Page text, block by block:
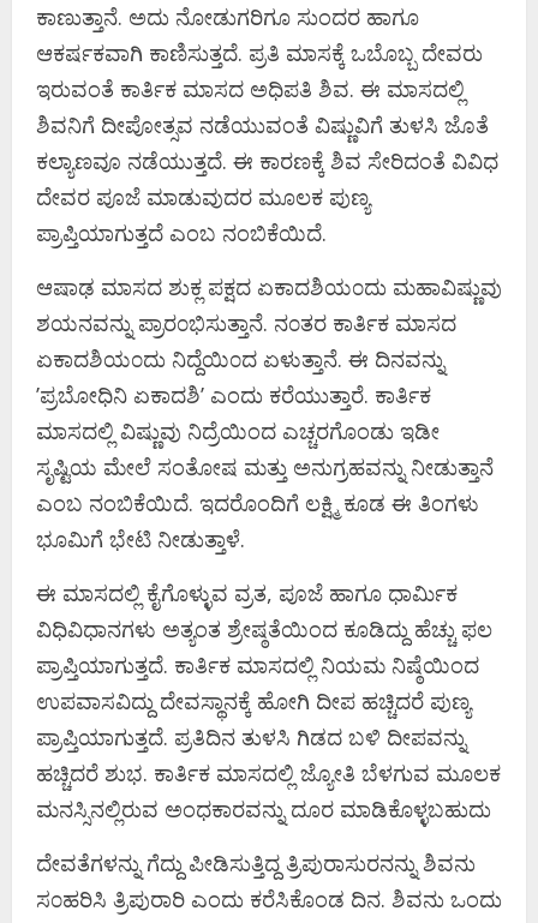
ಕಾಣುತ್ತಾನೆ. ಅದು ನೋಡುಗರಿಗೂ ಸುಂದರ ಹಾಗೂ
ಆಕರ್ಷಕವಾಗಿ ಕಾಣಿಸುತ್ತದೆ. ಪ್ರತಿ ಮಾಸಕ್ಕೆ ಒಬೊಬ್ಬ ದೇವರು
ಇರುವಂತೆ ಕಾರ್ತಿಕ ಮಾಸದ ಅಧಿಪತಿ ಶಿವ. ಈ ಮಾಸದಲ್ಲಿ
ಶಿವನಿಗೆ ದೀಪೋತ್ಸವ ನಡೆಯುವಂತೆ ವಿಷ್ಣುವಿಗೆ ತುಳಸಿ ಜೊತೆ
ಕಲ್ಯಾಣವೂ ನಡೆಯುತ್ತದೆ. ಈ ಕಾರಣಕ್ಕೆ ಶಿವ ಸೇರಿದಂತೆ ವಿವಿಧ
ದೇವರ ಪೂಜೆ ಮಾಡುವುದರ ಮೂಲಕ ಪುಣ್ಯ
ಪ್ರಾಪ್ತಿಯಾಗುತ್ತದೆ ಎಂಬ ನಂಬಿಕೆಯಿದೆ.
ಆಷಾಢ ಮಾಸದ ಶುಕ್ಲ ಪಕ್ಷದ ಏಕಾದಶಿಯ೦ದು ಮಹಾವಿಷ್ಣುವು
ಶಯನವನ್ನು ಪ್ರಾರ೦ಭಿಸುತ್ತಾನೆ. ನ೦ತರ ಕಾರ್ತಿಕ ಮಾಸದ
ಏಕಾದಶಿಯ೦ದು ನಿದ್ದೆಯಿ೦ದ ಏಳುತ್ತಾನೆ. ಈ ದಿನವನ್ನು
ʼಪ್ರಬೋಧಿನಿ ಏಕಾದಶಿʼ ಎಂದು ಕರೆಯುತ್ತಾರೆ. ಕಾರ್ತಿಕ
ಮಾಸದಲ್ಲಿ ವಿಷ್ಣುವು ನಿದ್ರೆಯಿಂದ ಎಚ್ಚರಗೊಂಡು ಇಡೀ
ಸೃಷ್ಟಿಯ ಮೇಲೆ ಸಂತೋಷ ಮತ್ತು ಅನುಗ್ರಹವನ್ನು ನೀಡುತ್ತಾನೆ
ಎಂಬ ನಂಬಿಕೆಯಿದೆ. ಇದರೊಂದಿಗೆ ಲಕ್ಷ್ಮಿ ಕೂಡ ಈ ತಿಂಗಳು
ಭೂಮಿಗೆ ಭೇಟಿ ನೀಡುತ್ತಾಳೆ.
ಈ ಮಾಸದಲ್ಲಿ ಕೈಗೊಳ್ಳುವ ವ್ರತ, ಪೂಜೆ ಹಾಗೂ ಧಾರ್ಮಿಕ
ವಿಧಿವಿಧಾನಗಳು ಅತ್ಯಂತ ಶ್ರೇಷ್ಠತೆಯಿಂದ ಕೂಡಿದ್ದು ಹೆಚ್ಚು ಫಲ
ಪ್ರಾಪ್ತಿಯಾಗುತ್ತದೆ. ಕಾರ್ತಿಕ ಮಾಸದಲ್ಲಿ ನಿಯಮ ನಿಷ್ಠೆಯಿಂದ
ಉಪವಾಸವಿದ್ದು ದೇವಸ್ಥಾನಕ್ಕೆ ಹೋಗಿ ದೀಪ ಹಚ್ಚಿದರೆ ಪುಣ್ಯ
ಪ್ರಾಪ್ತಿಯಾಗುತ್ತದೆ. ಪ್ರತಿದಿನ ತುಳಸಿ ಗಿಡದ ಬಳಿ ದೀಪವನ್ನು
ಹಚ್ಚಿದರೆ ಶುಭ. ಕಾರ್ತಿಕ ಮಾಸದಲ್ಲಿ ಜ್ಯೋತಿ ಬೆಳಗುವ ಮೂಲಕ
ಮನಸ್ಸಿನಲ್ಲಿರುವ ಅಂಧಕಾರವನ್ನು ದೂರ ಮಾಡಿಕೊಳ್ಳಬಹುದು
ದೇವತೆಗಳನ್ನು ಗೆದ್ದು ಪೀಡಿಸುತ್ತಿದ್ದ ತ್ರಿಪುರಾಸುರನನ್ನು ಶಿವನು
ಸ೦ಹರಿಸಿ ತ್ರಿಪುರಾರಿ ಎಂದು ಕರೆಸಿಕೊಂಡ ದಿನ. ಶಿವನು ಒಂದು